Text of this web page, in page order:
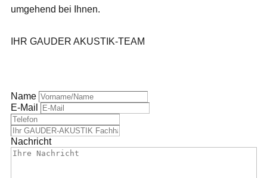
umgehend bei Ihnen.
IHR GAUDER AKUSTIK-TEAM
Name
E-Mail
Nachricht